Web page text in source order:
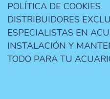
POLÍTICA DE COOKIES
DISTRIBUIDORES
ESPECIALISTAS EN
INSTALACIÓN Y
TODO PARA TU